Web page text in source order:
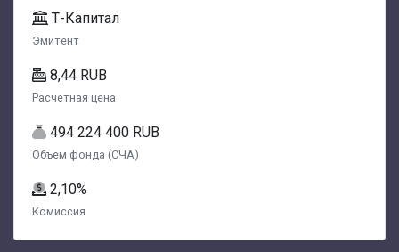
Т-Капитал
Эмитент
8,44 RUB
Расчетная цена
494 224 400 RUB
Объем фонда (СЧА)
2,10%
Комиссия